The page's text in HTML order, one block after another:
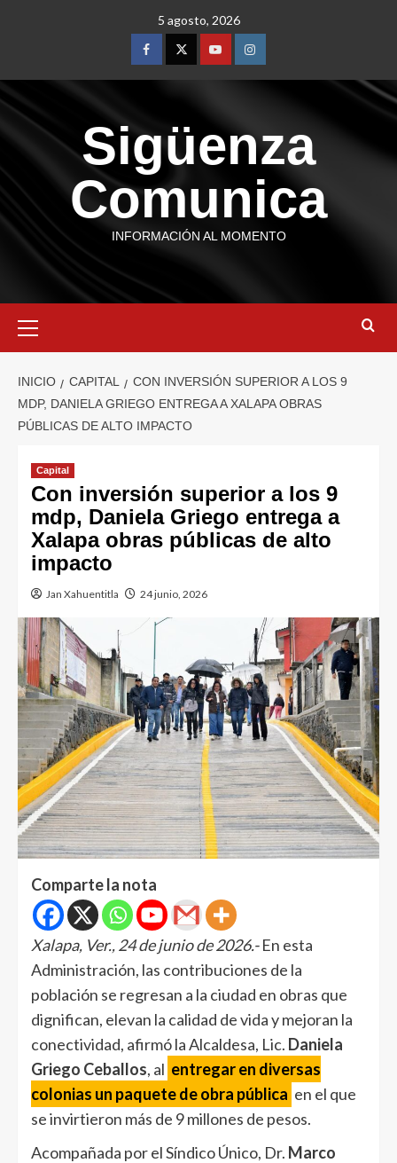
5 agosto, 2026
Sigüenza
Comunica
INFORMACIÓN AL MOMENTO
INICIO CAPITAL
CON INVERSIÓN SUPERIOR A LOS 9
MDP, DANIELA GRIEGO ENTREGA A XALAPA OBRAS
PÚBLICAS DE ALTO IMPACTO
Capital
Con inversión superior a los 9
mdp, Daniela Griego entrega a
Xalapa obras públicas de alto
impacto
Jan Xahuentitla 24 junio, 2026
Comparte la nota
Xalapa, Ver., 24 de junio de 2026.-En esta
Administración, las contribuciones de la
población se regresan a la ciudad en obras que
dignifican, elevan la calidad de vida y mejoran la
conectividad, afirmó la Alcaldesa, Lic. Daniela
Griego Ceballos, al entregar en diversas
colonias un paquete de obra pública en el que
se invirtieron más de 9 millones de pesos.
Acompañada por el Síndico Único, Dr. Marco